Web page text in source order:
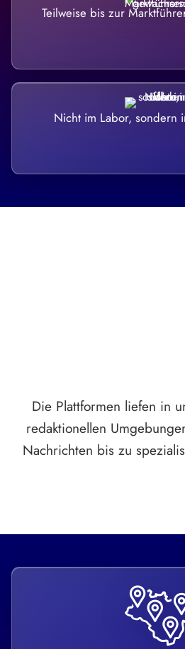
Teilweise bis zur
Nicht im Labor, sondern
Die Plattformen liefen in
redaktionellen
Nachrichten bis zu